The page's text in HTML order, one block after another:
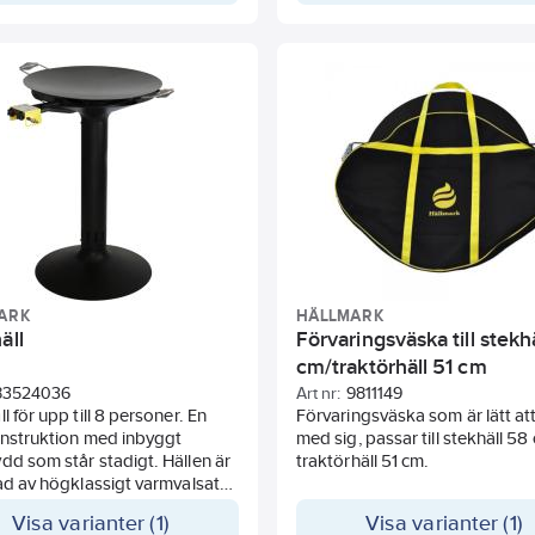
är stadiga, benen är starka
av material med hög
11,4 kW och
gasolbrännaren sitter 3
för att skydda
under transport. Avlägsna
transportskydd
gasolbrännaren och stekhällen
Snörlåsning längst ner på huven
för upp till 8 personer. En
med inbyggt
som står stadigt. Hällen är
av högklassigt varmvalsat
användas. Dom stilrena
Visa varianter (1)
HÄLLMARK
Förvaringsväska till
cm/traktörhäll 51 cm
Art nr: 9811149
Förvaringsväska som är lätt
med sig, passar till stekhäll 58
traktörhäll 51 cm.
Visa varianter (1)